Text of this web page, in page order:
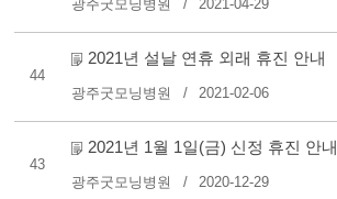
광주굿모닝병원 2021-04-29
44
2021년 설날 연휴 외래 휴진 안내
광주굿모닝병원 2021-02-06
43
2021년 1월 1일(금) 신정 휴진 안내
광주굿모닝병원 2020-12-29